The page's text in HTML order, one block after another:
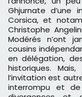
Ghjurnate d’une
Corsica, et
Christophe
Modérés n’ont
cousins
en délégation,
historiques.
l’invitation est
interrompu et